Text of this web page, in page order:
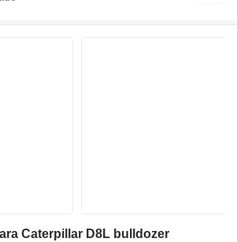
Caterpillar D8L bulldozer